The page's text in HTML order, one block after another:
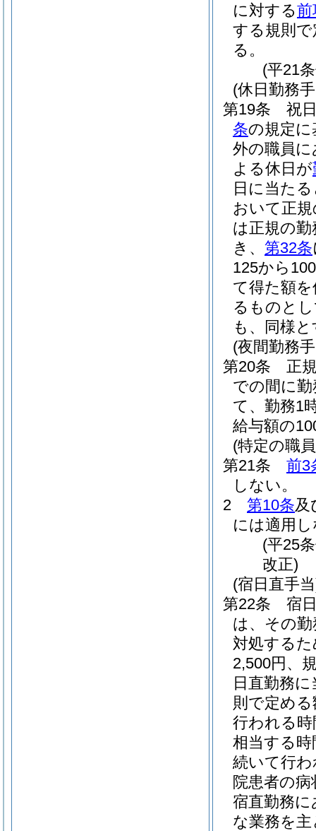
に対する前
する規則
る。
(平21
(休日勤務
第19条
祝
条の規定
外の職員
よる休日が
日に当た
おいて正
は正規の
き、 第32条
125から
て得た額
るものと
も、同様
(夜間勤務
第20条
正
での間に
て、勤務1
給与額の
(特定の職
第21条
前3
しない。
2
第10条及
には適用
(平25
改正)
(宿日直手
第22条
宿
は、その
対処する
2,500円、
日直勤務
則で定め
行われる
相当する
続いて行
院患者の
宿直勤務
な業務を